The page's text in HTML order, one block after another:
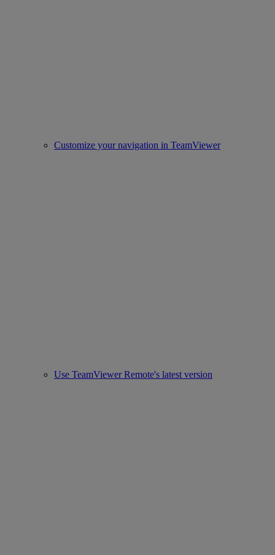
Customize your navigation in TeamViewer
Use TeamViewer Remote's latest version